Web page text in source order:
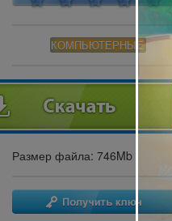
КОМПЬЮТЕРНЫЕ
Размер файла: 746Mb